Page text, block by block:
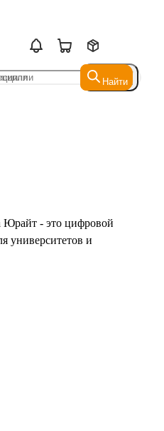
Найти
Найти
Юрайт - это цифровой
университетов и